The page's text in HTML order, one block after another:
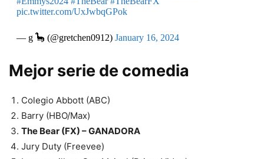
pic.twitter.com/UxJwbqGPok
— g 🦕 (@gretchen0912) January 16, 2024
Mejor serie de comedia
Colegio Abbott (ABC)
Barry (HBO/Max)
The Bear (FX) – GANADORA
Jury Duty (Freevee)